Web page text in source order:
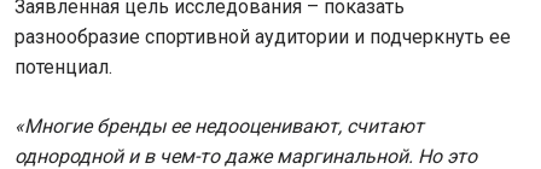
Заявленная цель исследования – показать
разнообразие спортивной аудитории и подчеркнуть ее
потенциал.
«Многие бренды ее недооценивают, считают
однородной и в чем-то даже маргинальной. Но это